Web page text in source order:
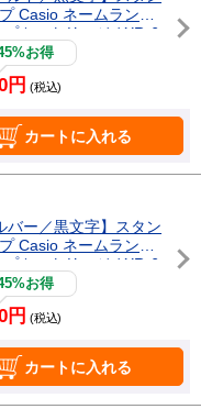
Casio ネームランド
プカートリッジ / XR-6
お得
円 (税込)
カートに入れる
バー／黒文字】スタン
Casio ネームランド
プカートリッジ / XR-6
お得
円 (税込)
カートに入れる